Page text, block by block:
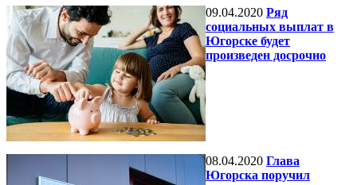
09.04.2020 Ряд
социальных выплат в
Югорске будет
произведен досрочно
08.04.2020 Глава
Югорска поручил